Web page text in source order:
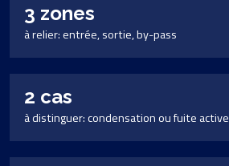
3 zones
à relier: entrée, sortie, by-pass
2 cas
à distinguer: condensation ou fuite active